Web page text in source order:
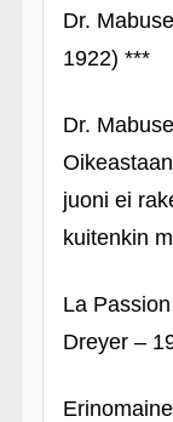
Dr.
1922) ***
Dr.
juoni ei
kuitenkin
La
Dreyer –